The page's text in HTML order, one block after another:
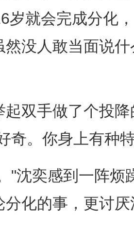
岁就会完成分化
然没人敢当面说
手做了个投降
奇。你身上有种
奕感到一阵烦
分化的事，更讨